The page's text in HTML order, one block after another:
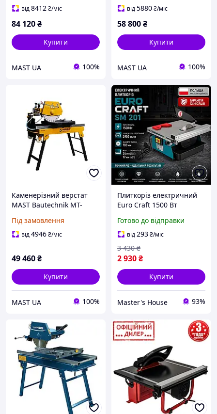
від8412₴/міс
84 120₴
Купити
MAST UA 100%
від5880₴/міс
58 800₴
Купити
MAST UA 100%
Каменерізний верстат
MAST Bautechnik MT-
Під замовлення
від4946₴/міс
49 460₴
Купити
MAST UA 100%
Плиткоріз електричний
Euro Craft 1500 Вт
2950 об/хв диск 180 мм
Мокре різання Польща
Готово до відправки
від293₴/міс
2 930₴
3 430 ₴
Купити
Master's House 93%